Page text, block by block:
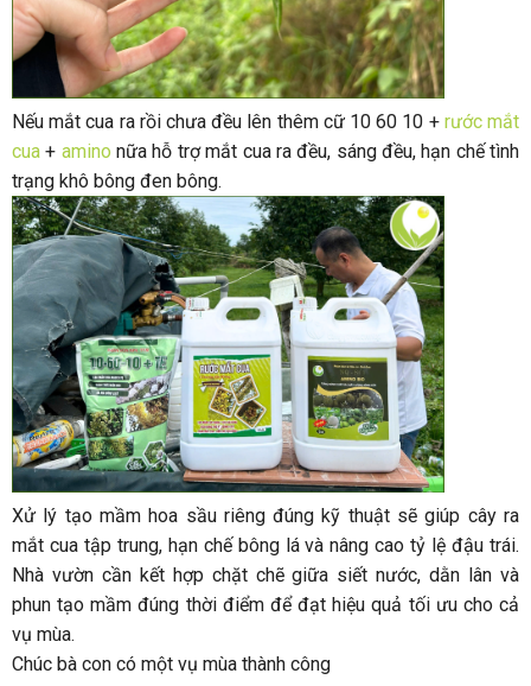
Nếu mắt cua ra rồi chưa đều lên thêm cữ 10 60 10 + rước mắt
cua + amino nữa hỗ trợ mắt cua ra đều, sáng đều, hạn chế tình
trạng khô bông đen bông.
Xử lý tạo mầm hoa sầu riêng đúng kỹ thuật sẽ giúp cây ra
mắt cua tập trung, hạn chế bông lá và nâng cao tỷ lệ đậu trái.
Nhà vườn cần kết hợp chặt chẽ giữa siết nước, dằn lân và
phun tạo mầm đúng thời điểm để đạt hiệu quả tối ưu cho cả
vụ mùa.
Chúc bà con có một vụ mùa thành công